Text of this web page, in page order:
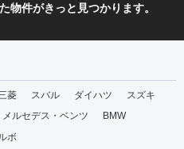
物件がきっと見つかります。
菱 スバル ダイハツ
スズキ
メルセデス・ベンツ
BMW
ボ